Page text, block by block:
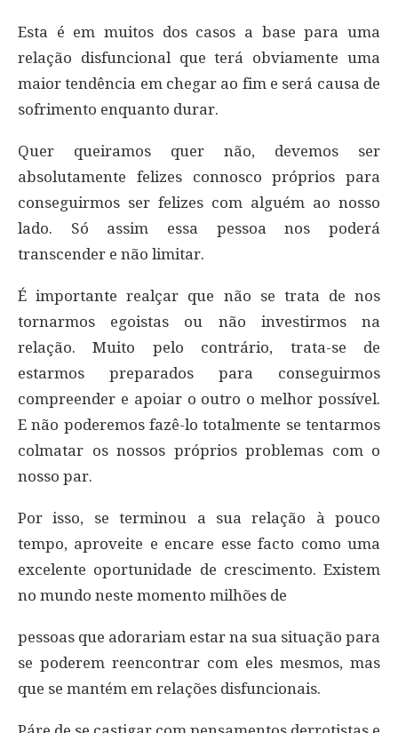
Esta é em muitos dos casos a base para uma
relação disfuncional que terá obviamente uma
maior tendência em chegar ao fim e será causa de
sofrimento enquanto durar.
Quer queiramos quer não, devemos ser
absolutamente felizes connosco próprios para
conseguirmos ser felizes com alguém ao nosso
lado. Só assim essa pessoa nos poderá
transcender e não limitar.
É importante realçar que não se trata de nos
tornarmos egoistas ou não investirmos na
relação. Muito pelo contrário, trata-se de
estarmos preparados para conseguirmos
compreender e apoiar o outro o melhor possível.
E não poderemos fazê-lo totalmente se tentarmos
colmatar os nossos próprios problemas com o
nosso par.
Por isso, se terminou a sua relação à pouco
tempo, aproveite e encare esse facto como uma
excelente oportunidade de crescimento. Existem
no mundo neste momento milhões de
pessoas que adorariam estar na sua situação para
se poderem reencontrar com eles mesmos, mas
que se mantém em relações disfuncionais.